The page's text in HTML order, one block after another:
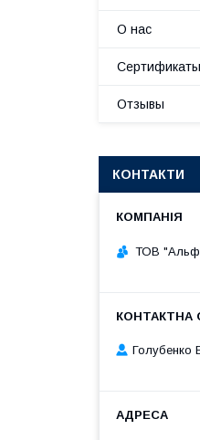
О нас
Отзывы
КОНТАКТИ
ТОВ
Голубенко